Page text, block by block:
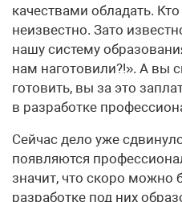
качествами обладать.
неизвестно. Зато
нашу систему
нам наготовили?!». А вы
готовить, вы за это
в разработке
Сейчас дело уже
появляются
значит, что скоро можно
разработке под них